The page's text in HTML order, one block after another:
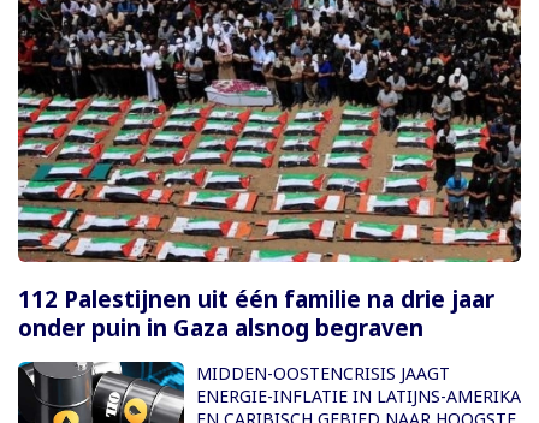
112 Palestijnen uit één familie na drie jaar
onder puin in Gaza alsnog begraven
MIDDEN-OOSTENCRISIS JAAGT
ENERGIE-INFLATIE IN LATIJNS-AMERIKA